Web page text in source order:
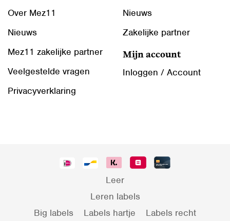
Over Mez11
Nieuws
Mez11 zakelijke partner
Veelgestelde vragen
Privacyverklaring
Nieuws
Zakelijke partner
Mijn account
Inloggen / Account
Leer
Leren labels
Big labels
Labels hartje
Labels recht